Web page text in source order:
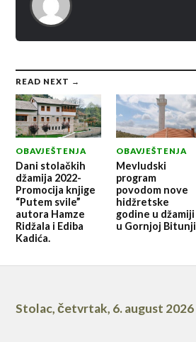
READ NEXT →
OBAVJEŠTENJA
Dani stolačkih
džamija 2022-
Promocija knjige
“Putem svile”
autora Hamze
Ridžala i Ediba
Kadića.
OBAVJEŠTENJA
Mevludski
program
povodom nove
hidžretske
godine u džamiji
u Gornjoj Bitunji
Stolac,četvrtak, 6. august 2026